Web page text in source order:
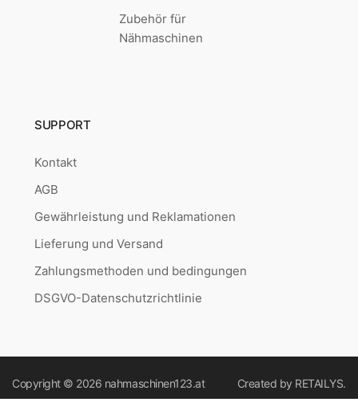
Zubehör für
Nähmaschinen
SUPPORT
Kontakt
AGB
Gewährleistung und Reklamationen
Lieferung und Versand
Zahlungsmethoden und bedingungen
DSGVO-Datenschutzrichtlinie
Copyright © 2026 nahmaschinen123.at Created by RETAILYS.